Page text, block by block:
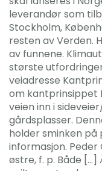
leverandør som
Stockholm,
resten av Verden.
av funnene.
største
veiadresse
om kantprinsippet
veien inn i
gårdsplasser.
holder sminken på
informasjon. Peder
østre, f. p. Både